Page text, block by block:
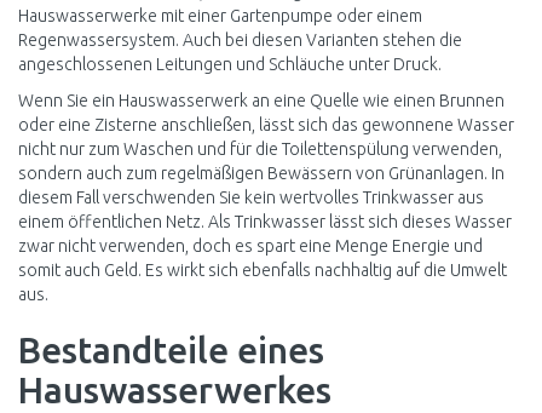
Hauswasserwerke mit einer Gartenpumpe oder einem
Regenwassersystem. Auch bei diesen Varianten stehen die
angeschlossenen Leitungen und Schläuche unter Druck.
Wenn Sie ein Hauswasserwerk an eine Quelle wie einen Brunnen
oder eine Zisterne anschließen, lässt sich das gewonnene Wasser
nicht nur zum Waschen und für die Toilettenspülung verwenden,
sondern auch zum regelmäßigen Bewässern von Grünanlagen. In
diesem Fall verschwenden Sie kein wertvolles Trinkwasser aus
einem öffentlichen Netz. Als Trinkwasser lässt sich dieses Wasser
zwar nicht verwenden, doch es spart eine Menge Energie und
somit auch Geld. Es wirkt sich ebenfalls nachhaltig auf die Umwelt
aus.
Bestandteile eines
Hauswasserwerkes